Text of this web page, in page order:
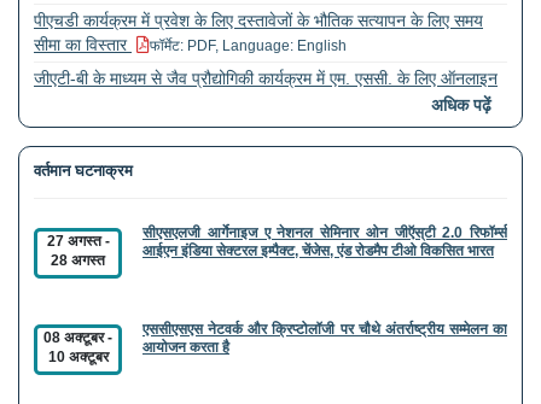
पीएचडी कार्यक्रम में प्रवेश के लिए दस्तावेजों के भौतिक सत्यापन के लिए समय
सीमा का विस्तार
फॉर्मेट: PDF, Language: English
जीएटी-बी के माध्यम से जैव प्रौद्योगिकी कार्यक्रम में एम. एससी. के लिए ऑनलाइन
तहत विदेशी राष्ट्रीय उम्मीदवार से यूजी और पीजी कार्यक्रमों के लिए आवेदन
आमंत्रित करने के लिए प्रवेश सूचना)
अधिक पढ़ें
वर्तमान घटनाक्रम
27 अगस्त-
28 अगस्त
सीएसएलजी आर्गेनाइज ए नेशनल सेमिनार ओन जीऍस्‌टी 2.0 रिफॉर्म्स
आईएन इंडिया सेक्टरल इम्पैक्ट, चेंजेस, एंड रोडमैप टीओ विकसित भारत
08 अक्टूबर-
10 अक्टूबर
एससीएसएस नेटवर्क और क्रिप्टोलॉजी पर चौथे अंतर्राष्ट्रीय सम्मेलन का
आयोजन करता है